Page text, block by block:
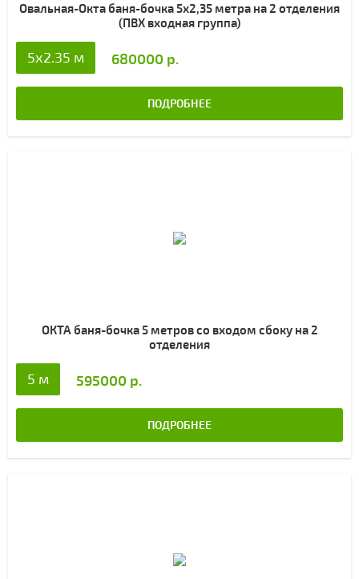
Овальная-Окта баня-бочка 5х2,35 метра на 2 отделения
(ПВХ входная группа)
5x2.35 м 680000 р.
ПОДРОБНЕЕ
ОКТА баня-бочка 5 метров со входом сбоку на 2
отделения
5 м 595000 р.
ПОДРОБНЕЕ